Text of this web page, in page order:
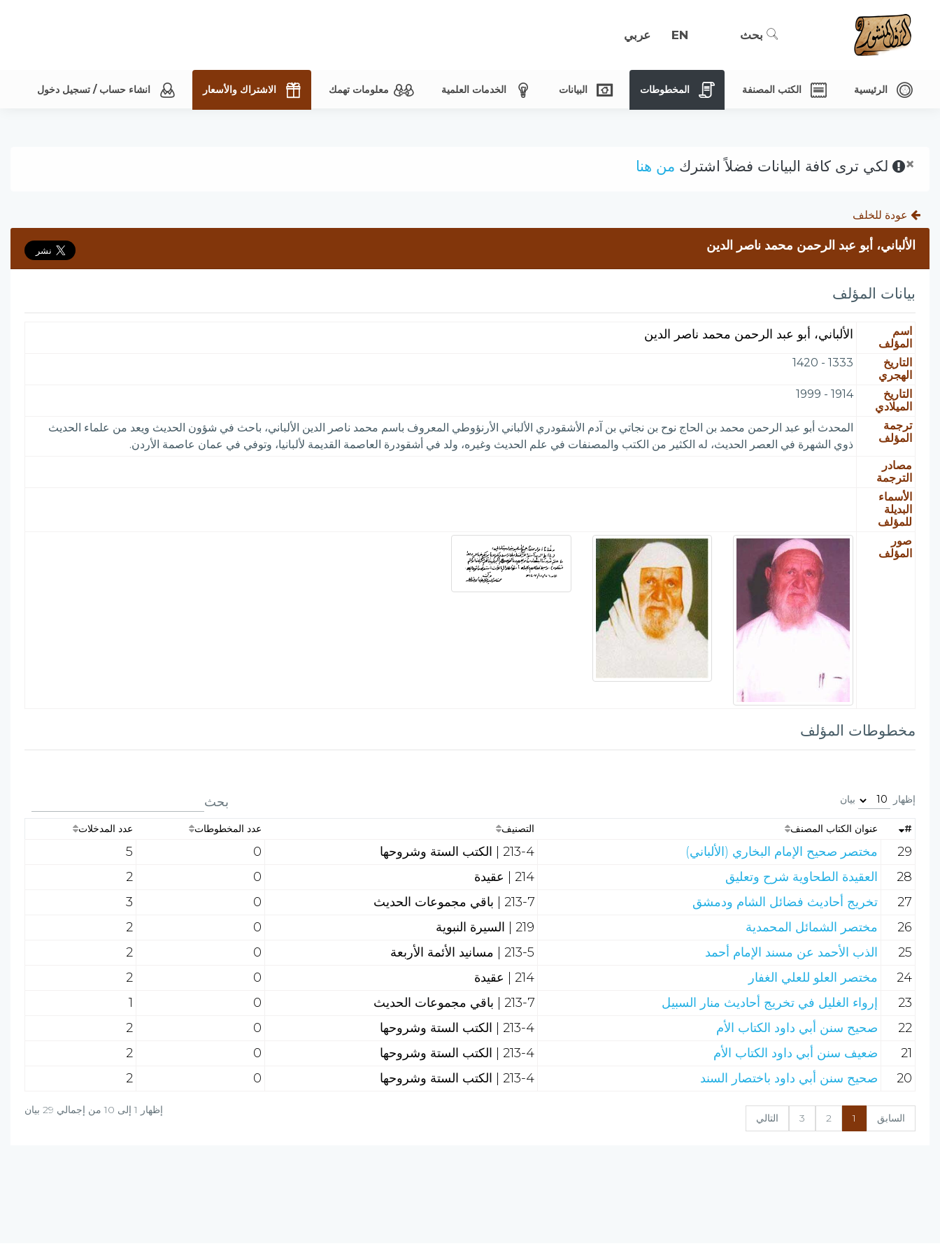
بحث EN عربي
الرئيسية الكتب المصنفة المخطوطات البيانات الخدمات العلمية معلومات تهمك الاشتراك والأسعار انشاء حساب / تسجيل دخول
× لكي ترى كافة البيانات فضلاً اشترك من هنا
عودة للخلف
الألباني، أبو عبد الرحمن محمد ناصر الدين
بيانات المؤلف
اسم
المؤلف
الألباني، أبو عبد الرحمن محمد ناصر الدين
التاريخ
الهجري
1333 - 1420
التاريخ
الميلادي
1914 - 1999
ترجمة
المؤلف
المحدث أبو عبد الرحمن محمد بن الحاج نوح بن نجاتي بن آدم الأشقودري الألباني الأرنؤوطي المعروف باسم محمد ناصر الدين الألباني، باحث في شؤون الحديث ويعد من علماء الحديث
ذوي الشهرة في العصر الحديث، له الكثير من الكتب والمصنفات في علم الحديث وغيره، ولد في أشقودرة العاصمة القديمة لألبانيا، وتوفي في عمان عاصمة الأردن.
مصادر
الترجمة
الأسماء
البديلة
للمؤلف
صور
المؤلف
مخطوطات المؤلف
إظهار بيان بحث
# عنوان الكتاب المصنف التصنيف عدد المخطوطات عدد المدخلات
29 مختصر صحيح الإمام البخاري (الألباني) 213-4 | الكتب الستة وشروحها 0
5
28
العقيدة الطحاوية شرح وتعليق 214 | عقيدة 0
2
27
تخريج أحاديث فضائل الشام ودمشق 213-7 | باقي مجموعات الحديث 0
3
26
مختصر الشمائل المحمدية 219 | السيرة النبوية 0
2
25
الذب الأحمد عن مسند الإمام أحمد 213-5 | مسانيد الأئمة الأربعة 0
2
24
مختصر العلو للعلي الغفار 214 | عقيدة 0
2
23
إرواء الغليل في تخريج أحاديث منار السبيل 213-7 | باقي مجموعات الحديث 0
1
22
صحيح سنن أبي داود الكتاب الأم 213-4 | الكتب الستة وشروحها 0
2
21
ضعيف سنن أبي داود الكتاب الأم 213-4 | الكتب الستة وشروحها 0
2
20
صحيح سنن أبي داود باختصار السند 213-4 | الكتب الستة وشروحها 0
2
إظهار 1 إلى 10 من إجمالي 29 بيان
السابق 1
2
3 التالي